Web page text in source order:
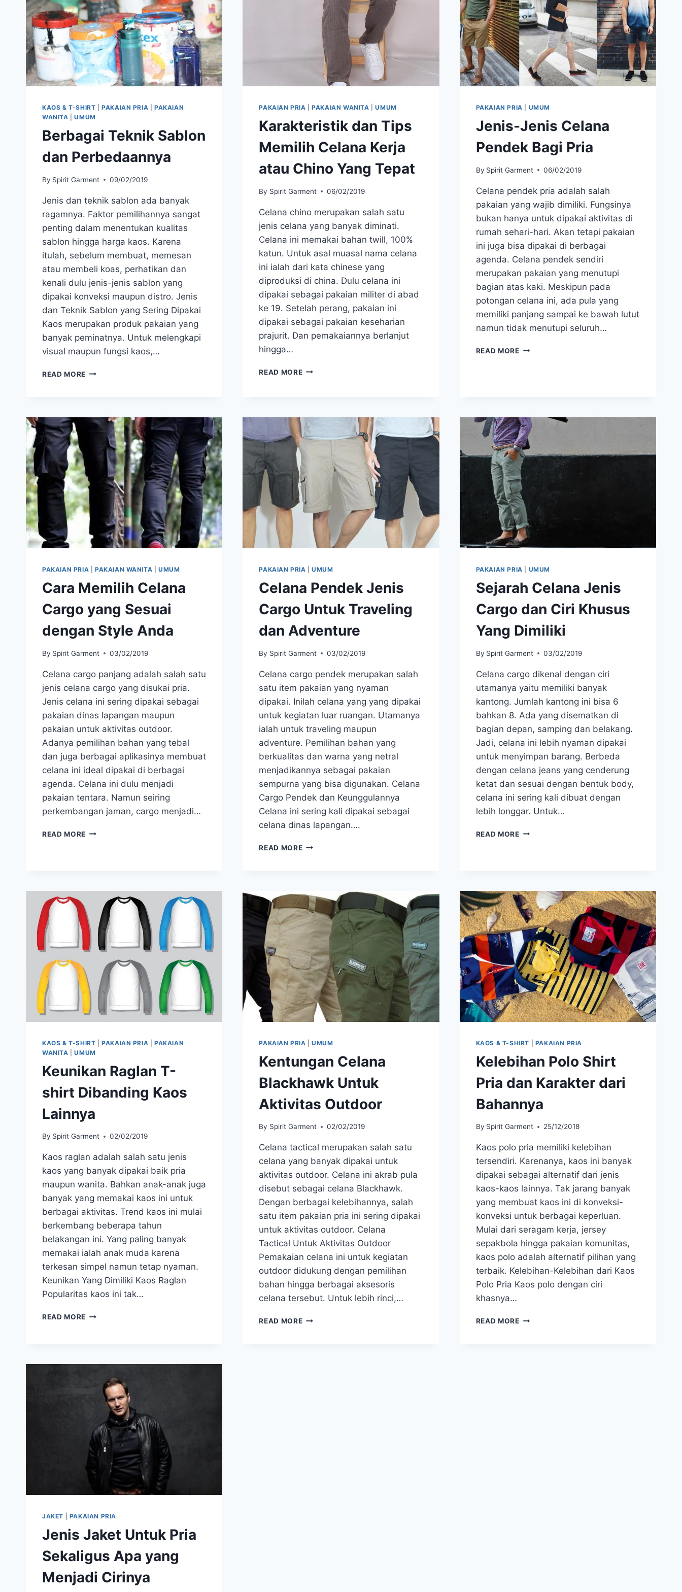
KAOS & T-SHIRT |PAKAIAN PRIA |PAKAIAN
WANITA |UMUM
Berbagai Teknik Sablon
dan Perbedaannya
By Spirit Garment 09/02/2019
Jenis dan teknik sablon ada banyak
ragamnya. Faktor pemilihannya sangat
penting dalam menentukan kualitas
sablon hingga harga kaos. Karena
itulah, sebelum membuat, memesan
atau membeli koas, perhatikan dan
kenali dulu jenis-jenis sablon yang
dipakai konveksi maupun distro. Jenis
dan Teknik Sablon yang Sering Dipakai
Kaos merupakan produk pakaian yang
banyak peminatnya. Untuk melengkapi
visual maupun fungsi kaos,…
READ MORE BERBAGAI
PAKAIAN PRIA |PAKAIAN WANITA |UMUM
Karakteristik dan Tips
Memilih Celana Kerja
atau Chino Yang Tepat
By Spirit Garment 06/02/2019
Celana chino merupakan salah satu
jenis celana yang banyak diminati.
Celana ini memakai bahan twill, 100%
katun. Untuk asal muasal nama celana
ini ialah dari kata chinese yang
diproduksi di china. Dulu celana ini
dipakai sebagai pakaian militer di abad
ke 19. Setelah perang, pakaian ini
dipakai sebagai pakaian keseharian
prajurit. Dan pemakaiannya berlanjut
hingga…
READ MOREKARAKTERISTIK
KERJA
ATAU
CHINO
TEPAT
PAKAIAN PRIA UMUM
Jenis-Jenis Celana
Pendek Bagi Pria
By Spirit Garment 06/02/2019
Celana pendek pria adalah salah
pakaian yang wajib dimiliki. Fungsinya
bukan hanya untuk dipakai aktivitas di
rumah sehari-hari. Akan tetapi pakaian
ini juga bisa dipakai di berbagai
agenda. Celana pendek sendiri
merupakan pakaian yang menutupi
bagian atas kaki. Meskipun pada
potongan celana ini, ada pula yang
memiliki panjang sampai ke bawah lutut
namun tidak menutupi seluruh…
READ MOREJENIS-
PAKAIAN PRIA PAKAIAN WANITA |UMUM
Cara Memilih Celana
Cargo yang Sesuai
dengan Style Anda
By Spirit Garment 03/02/2019
Celana cargo panjang adalah salah satu
jenis celana cargo yang disukai pria.
Jenis celana ini sering dipakai sebagai
pakaian dinas lapangan maupun
pakaian untuk aktivitas outdoor.
Adanya pemilihan bahan yang tebal
dan juga berbagai aplikasinya membuat
celana ini ideal dipakai di berbagai
agenda. Celana ini dulu menjadi
pakaian tentara. Namun seiring
perkembangan jaman, cargo menjadi…
READ MORE CARA
DENGAN
STYLE
ANDA
PAKAIAN PRIA |UMUM
Celana Pendek Jenis
Cargo Untuk Traveling
dan Adventure
By Spirit Garment 03/02/2019
Celana cargo pendek merupakan salah
satu item pakaian yang nyaman
dipakai. Inilah celana yang yang dipakai
untuk kegiatan luar ruangan. Utamanya
ialah untuk traveling maupun
adventure. Pemilihan bahan yang
berkualitas dan warna yang netral
menjadikannya sebagai pakaian
sempurna yang bisa digunakan. Celana
Cargo Pendek dan Keunggulannya
Celana ini sering kali dipakai sebagai
celana dinas lapangan….
READ MORECELANA
TRAVELING
DAN
ADVENTURE
PAKAIAN PRIA UMUM
Sejarah Celana Jenis
Cargo dan Ciri Khusus
Yang Dimiliki
By Spirit Garment 03/02/2019
Celana cargo dikenal dengan ciri
utamanya yaitu memiliki banyak
kantong. Jumlah kantong ini bisa 6
bahkan 8. Ada yang disematkan di
bagian depan, samping dan belakang.
Jadi, celana ini lebih nyaman dipakai
untuk menyimpan barang. Berbeda
dengan celana jeans yang cenderung
ketat dan sesuai dengan bentuk body,
celana ini sering kali dibuat dengan
lebih longgar. Untuk…
READ MORESEJARAH
KHUSUS
YANG
DIMILIKI
KAOS & T-SHIRT |PAKAIAN PRIA |PAKAIAN
WANITA
|UMUM
Keunikan Raglan T-
shirt Dibanding Kaos
Lainnya
By Spirit Garment 02/02/2019
Kaos raglan adalah salah satu jenis
kaos yang banyak dipakai baik pria
maupun wanita. Bahkan anak-anak juga
banyak yang memakai kaos ini untuk
berbagai aktivitas. Trend kaos ini mulai
berkembang beberapa tahun
belakangan ini. Yang paling banyak
memakai ialah anak muda karena
terkesan simpel namun tetap nyaman.
Keunikan Yang Dimiliki Kaos Raglan
Popularitas kaos ini tak…
READ MORE KEUNIKAN
LAINNYA
PAKAIAN PRIA |UMUM
Kentungan Celana
Blackhawk Untuk
Aktivitas Outdoor
By Spirit Garment 02/02/2019
Celana tactical merupakan salah satu
celana yang banyak dipakai untuk
aktivitas outdoor. Celana ini akrab pula
disebut sebagai celana Blackhawk.
Dengan berbagai kelebihannya, salah
satu item pakaian pria ini sering dipakai
untuk aktivitas outdoor. Celana
Tactical Untuk Aktivitas Outdoor
Pemakaian celana ini untuk kegiatan
outdoor didukung dengan pemilihan
bahan hingga berbagai aksesoris
celana tersebut. Untuk lebih rinci,…
READ MOREKENTUNGAN
KAOS & T-SHIRT PAKAIAN PRIA
Kelebihan Polo Shirt
Pria dan Karakter dari
Bahannya
By Spirit Garment 25/12/2018
Kaos polo pria memiliki kelebihan
tersendiri. Karenanya, kaos ini banyak
dipakai sebagai alternatif dari jenis
kaos-kaos lainnya. Tak jarang banyak
yang membuat kaos ini di konveksi-
konveksi untuk berbagai keperluan.
Mulai dari seragam kerja, jersey
sepakbola hingga pakaian komunitas,
kaos polo adalah alternatif pilihan yang
terbaik. Kelebihan-Kelebihan dari Kaos
Polo Pria Kaos polo dengan ciri
khasnya…
READ MOREKELEBIHAN
JAKET PAKAIAN PRIA
Jenis Jaket Untuk Pria
Sekaligus Apa yang
Menjadi Cirinya